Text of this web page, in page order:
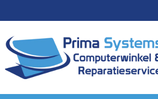
inhoud